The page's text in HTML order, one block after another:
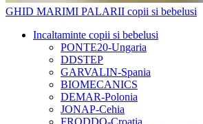
GHID MARIMI PALARII copii si bebelusi
Incaltaminte copii si bebelusi
PONTE20-Ungaria
DDSTEP
GARVALIN-Spania
BIOMECANICS
DEMAR-Polonia
JONAP-Cehia
FRODDO-Croatia